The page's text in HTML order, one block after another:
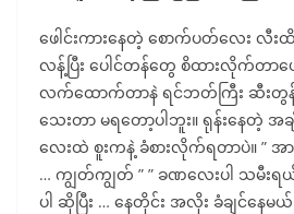
ဖေါင်းကားနေတဲ့ စောက်ပတ်လေး လီ
လန့်ပြီး ပေါင်တန်တွေ စိထားလိုက်တာပ
လက်ထောက်တာနဲ ရင်ဘတ်ကြီး ဆီးတွန်း
သေးတာ မရတော့ပါဘူး။ ရုန်းနေတဲ့ အ
လေးထဲ စူးကနဲ့ ခံစားလိုက်ရတာပဲ။ ” အာ
… ကျွတ်ကျွတ် ” ” ခဏလေးပါ သမီးရ
ပါ ဆိုပြီး … နေတိုင်း အလိုး ခံချင်နေမယ်